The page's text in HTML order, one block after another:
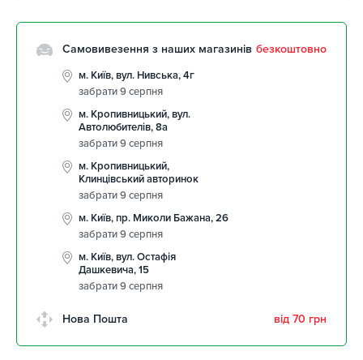
Самовивезення з наших магазинів безкоштовно
м. Київ, вул. Нивська, 4г
забрати 9 серпня
м. Кропивницький, вул.
Автолюбителів, 8а
забрати 9 серпня
м. Кропивницький,
Клинцівський авторинок
забрати 9 серпня
м. Київ, пр. Миколи Бажана, 26
забрати 9 серпня
м. Київ, вул. Остафія
Дашкевича, 15
забрати 9 серпня
Нова Пошта від 70 грн